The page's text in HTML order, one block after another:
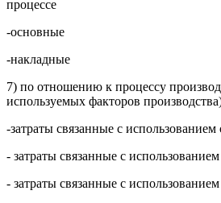
процессе
-основные
-накладные
7) по отношению к процессу
используемых факторов
-затраты связанные с использованием
- затраты связанные с
- затраты связанные с